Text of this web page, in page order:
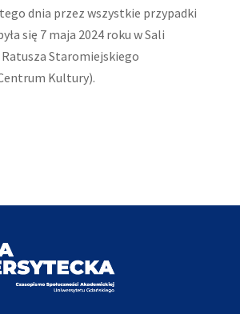
dnia przez wszystkie przypadki
się 7 maja 2024 roku w Sali
Staromiejskiego
Kultury).